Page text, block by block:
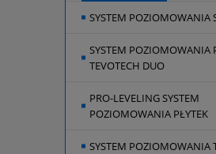
SYSTEM POZIOMOWANIA
SYSTEM POZIOMOWANIA
TEVOTECH DUO
PRO-LEVELING SYSTEM
POZIOMOWANIA PŁYTEK
SYSTEM POZIOMOWANIA